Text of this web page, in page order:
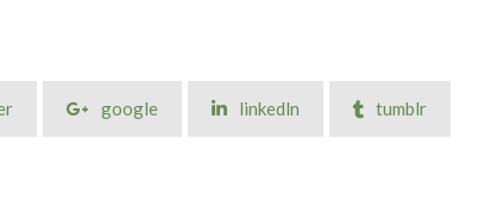
google linkedln tumblr